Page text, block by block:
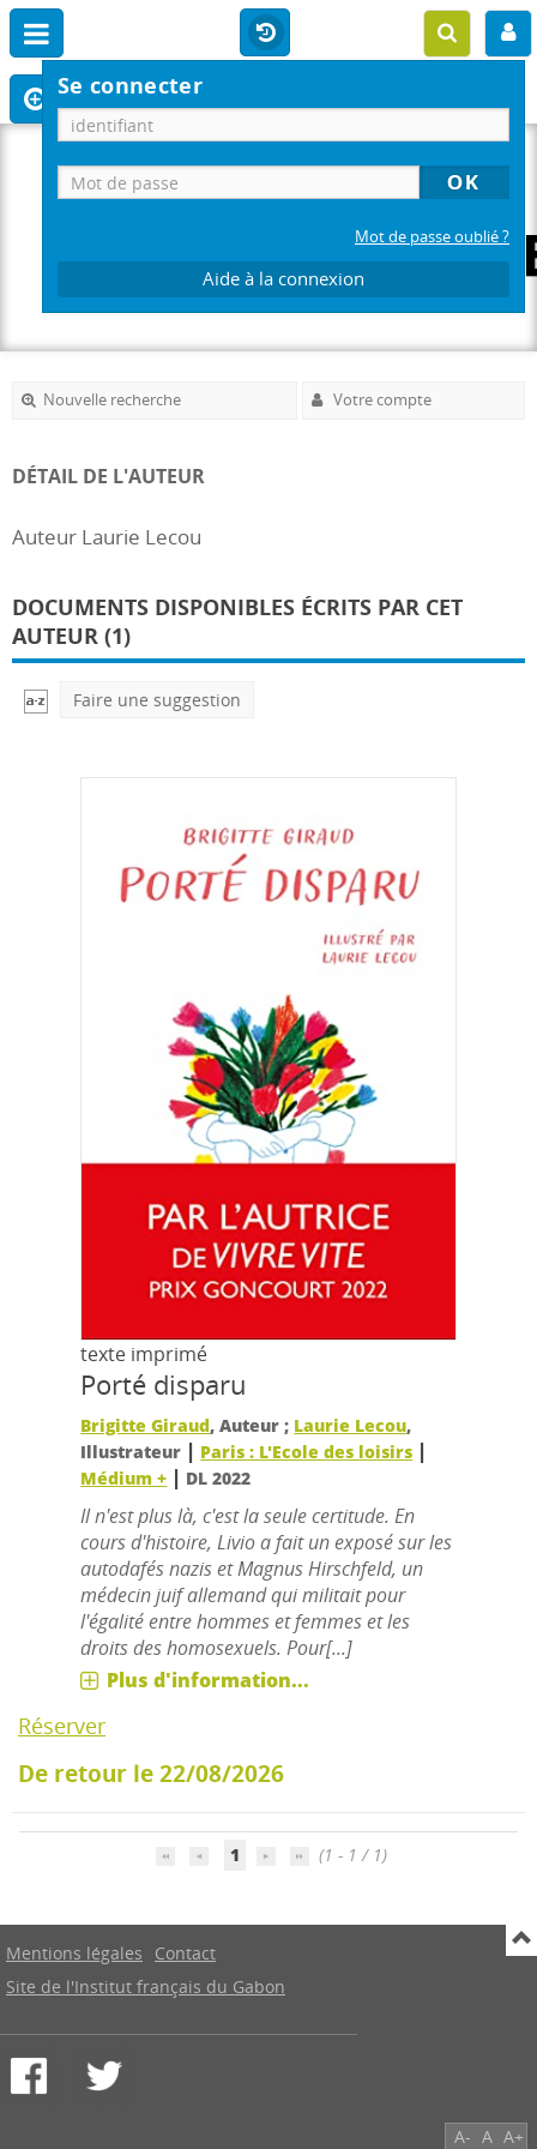
Se connecter
Mot de passe oublié ?
Aide à la connexion
Nouvelle recherche Votre compte
DÉTAIL DE L'AUTEUR
Auteur Laurie Lecou
DOCUMENTS DISPONIBLES ÉCRITS PAR CET
AUTEUR (1)
Faire une suggestion
texte imprimé
Porté disparu
Brigitte Giraud, Auteur ; Laurie Lecou,
Illustrateur | Paris : L'Ecole des loisirs |
Médium + | DL 2022
Il n'est plus là, c'est la seule certitude. En
cours d'histoire, Livio a fait un exposé sur les
autodafés nazis et Magnus Hirschfeld, un
médecin juif allemand qui militait pour
l'égalité entre hommes et femmes et les
droits des homosexuels. Pour[...]
Plus d'information...
Réserver
De retour le 22/08/2026
1 (1 - 1 / 1)
Mentions légales
Contact
Site de l'Institut français du Gabon
A- A A+